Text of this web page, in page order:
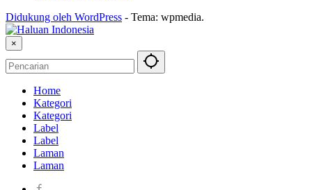
Didukung oleh WordPress - Tema: wpmedia.
×
Home
Kategori
Kategori
Label
Label
Laman
Laman